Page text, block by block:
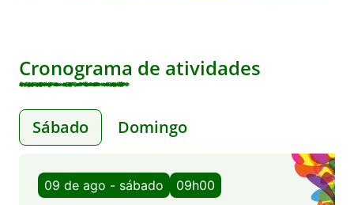
Cronograma de atividades
Sábado Domingo
09 de ago - sábado 09h00